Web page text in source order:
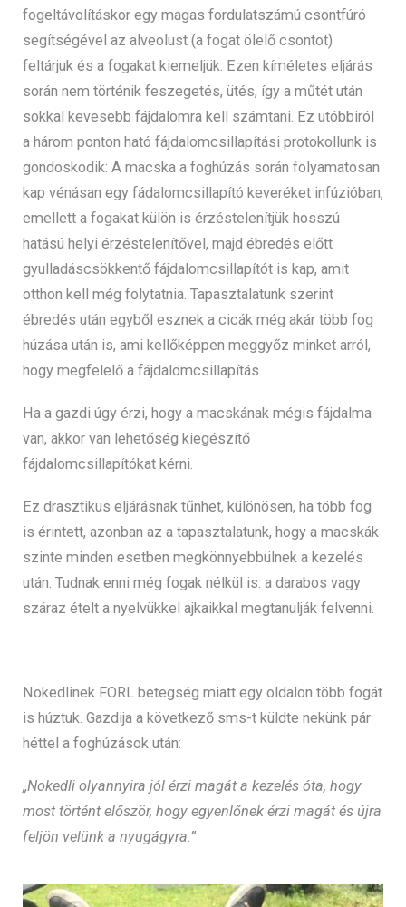
fogeltávolításkor egy magas fordulatszámú csontfúró
segítségével az alveolust (a fogat ölelő csontot)
feltárjuk és a fogakat kiemeljük. Ezen kíméletes eljárás
során nem történik feszegetés, ütés, így a műtét után
sokkal kevesebb fájdalomra kell számtani. Ez utóbbiról
a három ponton ható fájdalomcsillapítási protokollunk is
gondoskodik: A macska a foghúzás során folyamatosan
kap vénásan egy fádalomcsillapító keveréket infúzióban,
emellett a fogakat külön is érzéstelenítjük hosszú
hatású helyi érzéstelenítővel, majd ébredés előtt
gyulladáscsökkentő fájdalomcsillapítót is kap, amit
otthon kell még folytatnia. Tapasztalatunk szerint
ébredés után egyből esznek a cicák még akár több fog
húzása után is, ami kellőképpen meggyőz minket arról,
hogy megfelelő a fájdalomcsillapítás.
Ha a gazdi úgy érzi, hogy a macskának mégis fájdalma
van, akkor van lehetőség kiegészítő
fájdalomcsillapítókat kérni.
Ez drasztikus eljárásnak tűnhet, különösen, ha több fog
is érintett, azonban az a tapasztalatunk, hogy a macskák
szinte minden esetben megkönnyebbülnek a kezelés
után. Tudnak enni még fogak nélkül is: a darabos vagy
száraz ételt a nyelvükkel ajkaikkal megtanulják felvenni.
Nokedlinek FORL betegség miatt egy oldalon több fogát
is húztuk. Gazdija a következő sms-t küldte nekünk pár
héttel a foghúzások után:
„Nokedli olyannyira jól érzi magát a kezelés óta, hogy
most történt először, hogy egyenlőnek érzi magát és újra
feljön velünk a nyugágyra.”